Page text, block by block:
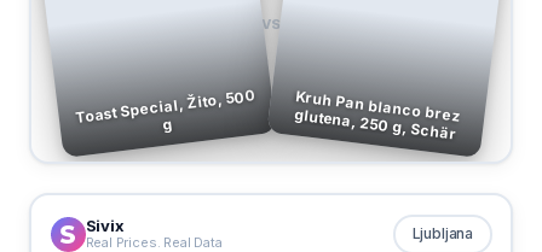
Toast Special, Žito, 500
g
VS
Kruh Pan blanco brez glutena, 250 g, Schär
Sivix
Real Prices. Real Data Ljubljana